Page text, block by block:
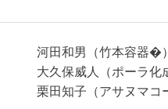
河田和男（竹本容器�）
大久保威人（ポーラ化
栗田知子（アサヌマコ